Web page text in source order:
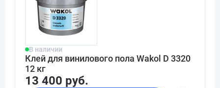
В наличии
Клей для винилового пола Wakol D 3320
12 кг
13 400 руб.